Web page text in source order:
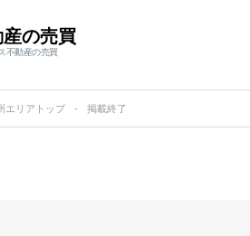
の売買
不動産の売買
エリアトップ 掲載終了